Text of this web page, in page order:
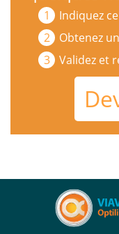
Indiquez
Obtenez
Validez et